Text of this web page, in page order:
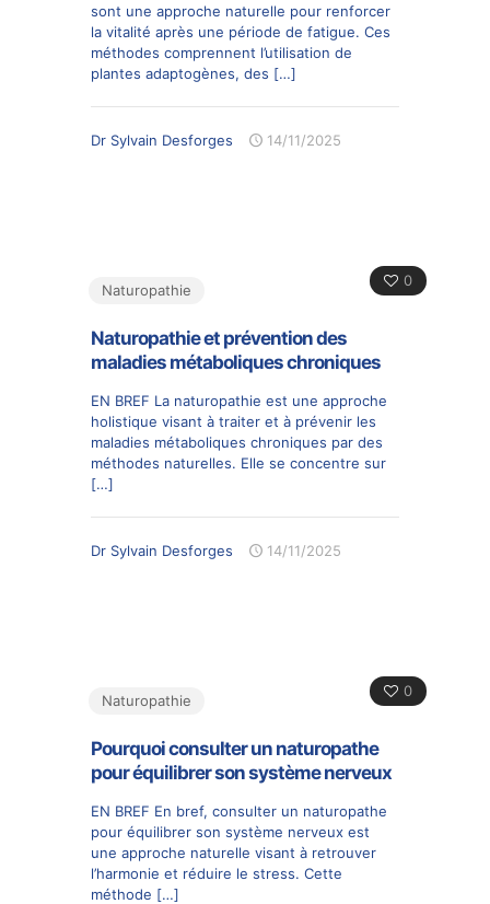
sont une approche naturelle pour renforcer
la vitalité après une période de fatigue. Ces
méthodes comprennent l’utilisation de
plantes adaptogènes, des […]
Dr Sylvain Desforges 14/11/2025
0
Naturopathie
Naturopathie et prévention des
maladies métaboliques chroniques
EN BREF La naturopathie est une approche
holistique visant à traiter et à prévenir les
maladies métaboliques chroniques par des
méthodes naturelles. Elle se concentre sur
[…]
Dr Sylvain Desforges 14/11/2025
0
Naturopathie
Pourquoi consulter un naturopathe
pour équilibrer son système nerveux
EN BREF En bref, consulter un naturopathe
pour équilibrer son système nerveux est
une approche naturelle visant à retrouver
l’harmonie et réduire le stress. Cette
méthode […]